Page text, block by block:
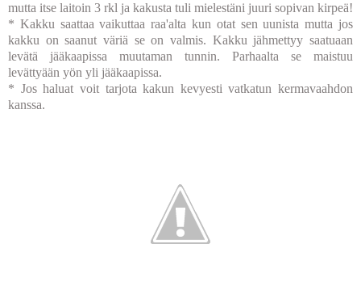
mutta itse laitoin 3 rkl ja kakusta tuli mielestäni juuri sopivan kirpeä!
* Kakku saattaa vaikuttaa raa'alta kun otat sen uunista mutta jos
kakku on saanut väriä se on valmis. Kakku jähmettyy saatuaan
levätä jääkaapissa muutaman tunnin. Parhaalta se maistuu
levättyään yön yli jääkaapissa.
* Jos haluat voit tarjota kakun kevyesti vatkatun kermavaahdon
kanssa.